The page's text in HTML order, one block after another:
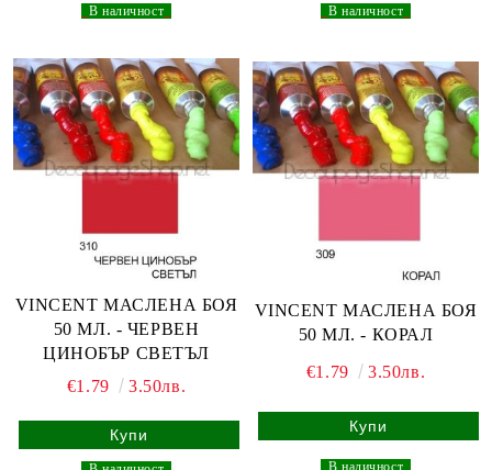
В наличност В наличност
VINCENT МАСЛЕНА БОЯ
50 МЛ. - ЧЕРВЕН
ЦИНОБЪР СВЕТЪЛ
€1.79
3.50лв.
VINCENT МАСЛЕНА БОЯ
50 МЛ. - КОРАЛ
€1.79 3.50лв.